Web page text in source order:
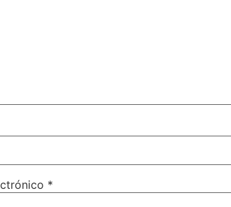
*